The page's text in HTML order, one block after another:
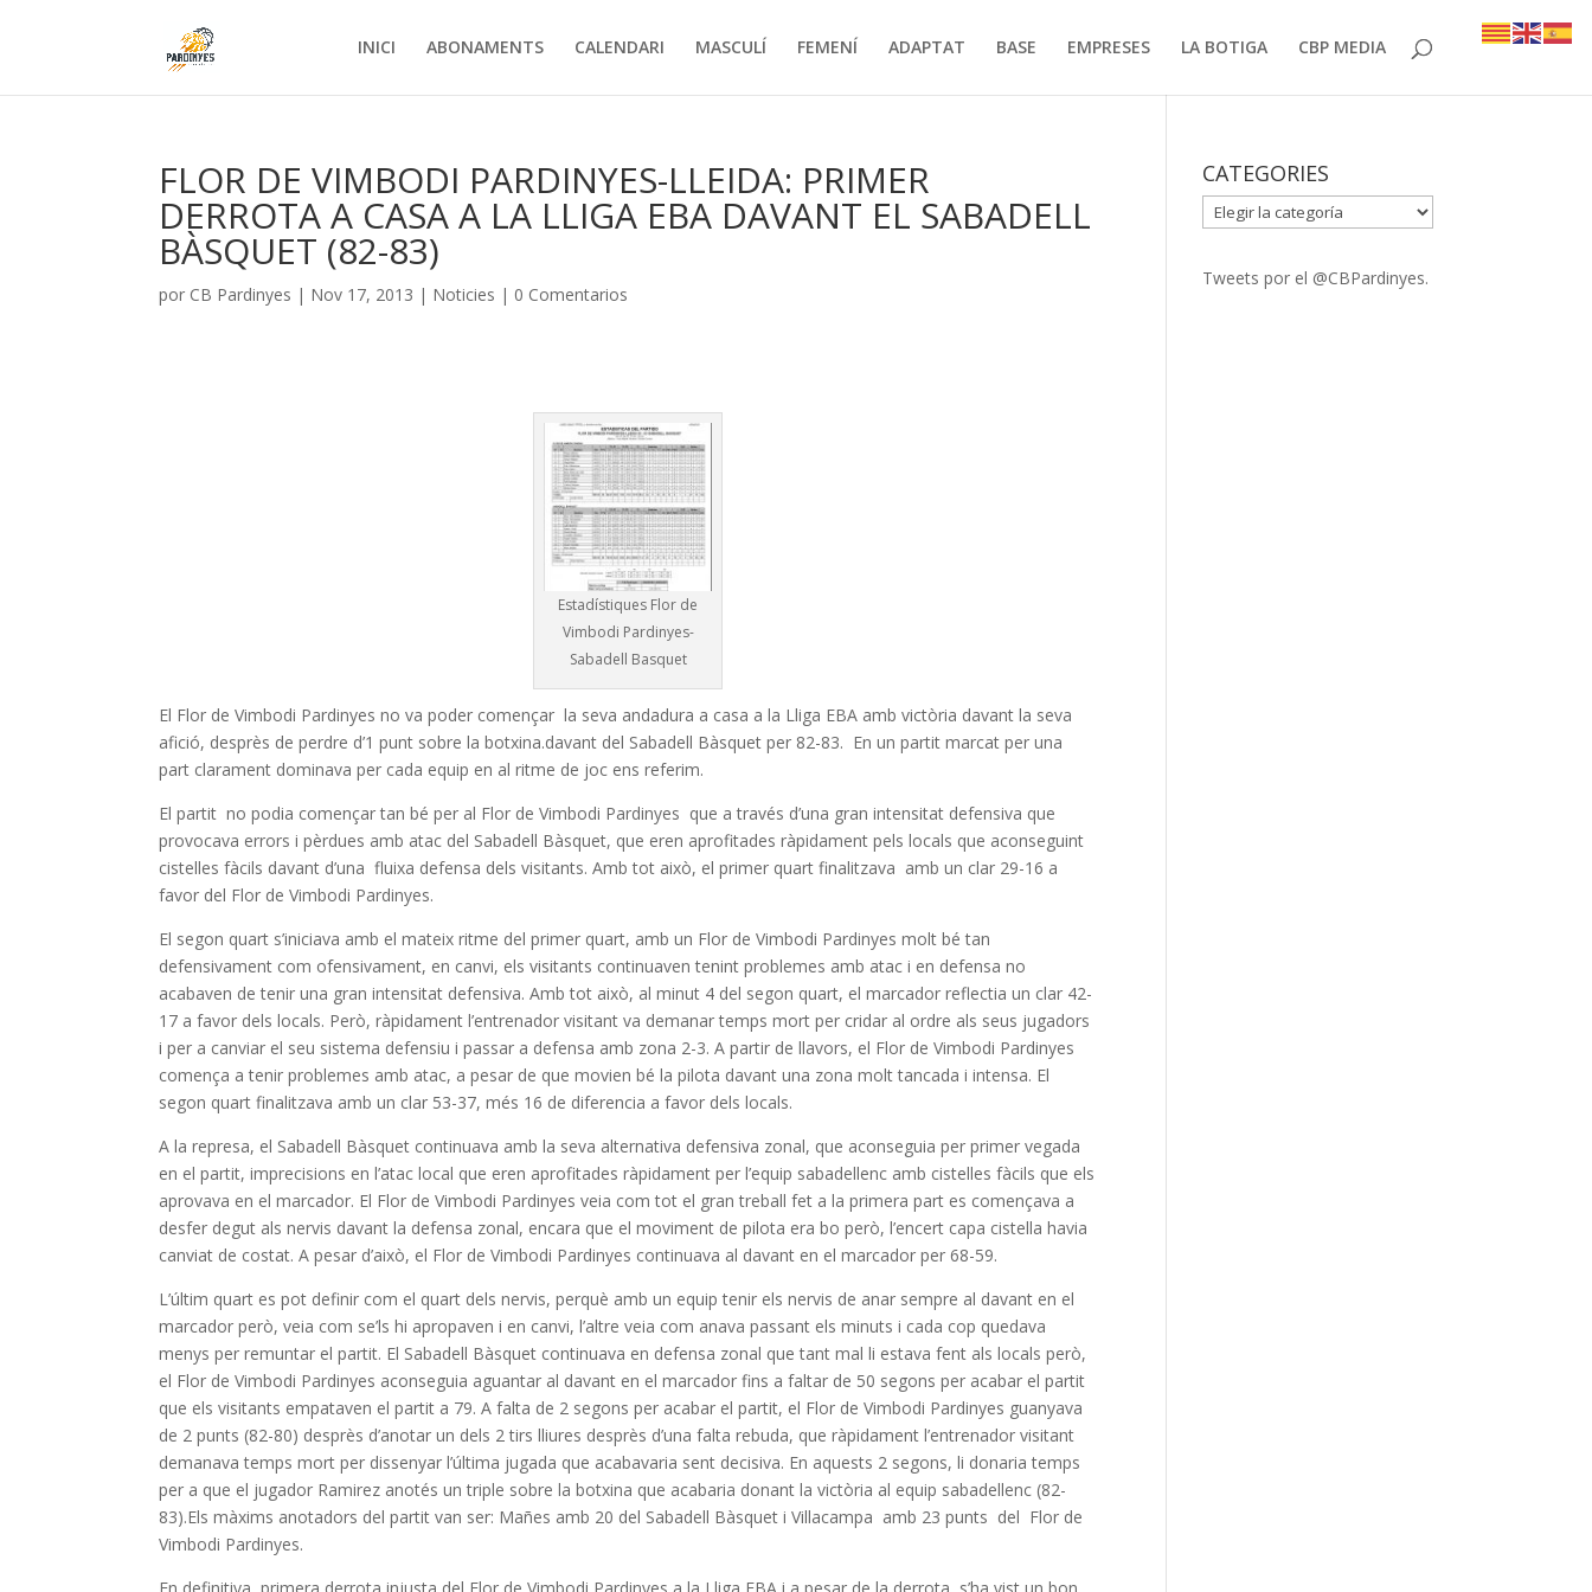
INICI ABONAMENTS CALENDARI MASCULÍ FEMENÍ ADAPTAT BASE EMPRESES LA BOTIGA CBP MEDIA
FLOR DE VIMBODI PARDINYES-LLEIDA: PRIMER
DERROTA A CASA A LA LLIGA EBA DAVANT EL SABADELL
BÀSQUET (82-83)
por CB Pardinyes | Nov 17, 2013 | Noticies | 0 Comentarios
Estadístiques Flor de
Vimbodi Pardinyes-
Sabadell Basquet
El Flor de Vimbodi Pardinyes no va poder començar la seva andadura a casa a la Lliga EBA amb victòria davant la seva
afició, desprès de perdre d’1 punt sobre la botxina.davant del Sabadell Bàsquet per 82-83. En un partit marcat per una
part clarament dominava per cada equip en al ritme de joc ens referim.
El partit no podia començar tan bé per al Flor de Vimbodi Pardinyes que a través d’una gran intensitat defensiva que
provocava errors i pèrdues amb atac del Sabadell Bàsquet, que eren aprofitades ràpidament pels locals que aconseguint
cistelles fàcils davant d’una fluixa defensa dels visitants. Amb tot això, el primer quart finalitzava amb un clar 29-16 a
favor del Flor de Vimbodi Pardinyes.
El segon quart s’iniciava amb el mateix ritme del primer quart, amb un Flor de Vimbodi Pardinyes molt bé tan
defensivament com ofensivament, en canvi, els visitants continuaven tenint problemes amb atac i en defensa no
acabaven de tenir una gran intensitat defensiva. Amb tot això, al minut 4 del segon quart, el marcador reflectia un clar 42-
17 a favor dels locals. Però, ràpidament l’entrenador visitant va demanar temps mort per cridar al ordre als seus jugadors
i per a canviar el seu sistema defensiu i passar a defensa amb zona 2-3. A partir de llavors, el Flor de Vimbodi Pardinyes
comença a tenir problemes amb atac, a pesar de que movien bé la pilota davant una zona molt tancada i intensa. El
segon quart finalitzava amb un clar 53-37, més 16 de diferencia a favor dels locals.
A la represa, el Sabadell Bàsquet continuava amb la seva alternativa defensiva zonal, que aconseguia per primer vegada
en el partit, imprecisions en l’atac local que eren aprofitades ràpidament per l’equip sabadellenc amb cistelles fàcils que els
aprovava en el marcador. El Flor de Vimbodi Pardinyes veia com tot el gran treball fet a la primera part es començava a
desfer degut als nervis davant la defensa zonal, encara que el moviment de pilota era bo però, l’encert capa cistella havia
canviat de costat. A pesar d’això, el Flor de Vimbodi Pardinyes continuava al davant en el marcador per 68-59.
L’últim quart es pot definir com el quart dels nervis, perquè amb un equip tenir els nervis de anar sempre al davant en el
marcador però, veia com se’ls hi apropaven i en canvi, l’altre veia com anava passant els minuts i cada cop quedava
menys per remuntar el partit. El Sabadell Bàsquet continuava en defensa zonal que tant mal li estava fent als locals però,
el Flor de Vimbodi Pardinyes aconseguia aguantar al davant en el marcador fins a faltar de 50 segons per acabar el partit
que els visitants empataven el partit a 79. A falta de 2 segons per acabar el partit, el Flor de Vimbodi Pardinyes guanyava
de 2 punts (82-80) desprès d’anotar un dels 2 tirs lliures desprès d’una falta rebuda, que ràpidament l’entrenador visitant
demanava temps mort per dissenyar l’última jugada que acabavaria sent decisiva. En aquests 2 segons, li donaria temps
per a que el jugador Ramirez anotés un triple sobre la botxina que acabaria donant la victòria al equip sabadellenc (82-
83).Els màxims anotadors del partit van ser: Mañes amb 20 del Sabadell Bàsquet i Villacampa amb 23 punts del Flor de
Vimbodi Pardinyes.
CATEGORIES
CATEGORIES
Tweets por el @CBPardinyes.